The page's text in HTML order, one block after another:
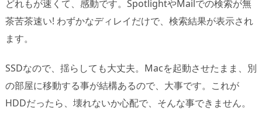
どれもが速くて、感動です。SpotlightやMailでの検索が無
茶苦茶速い! わずかなディレイだけで、検索結果が表示され
ます。
SSDなので、揺らしても大丈夫。Macを起動させたまま、別
の部屋に移動する事が結構あるので、大事です。これが
HDDだったら、壊れないか心配で、そんな事できません。